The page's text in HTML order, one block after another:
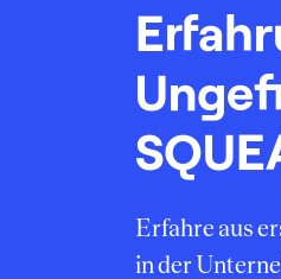
Erfahre aus
in der